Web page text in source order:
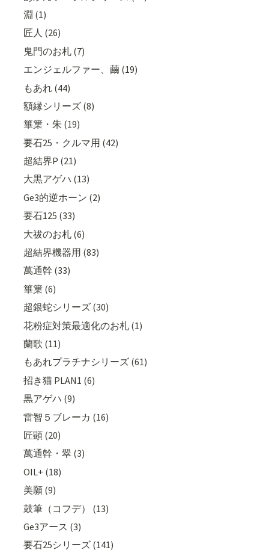
淵 (1)
匠人 (26)
鬼門のお札 (7)
エンジェルファー、繭 (19)
もあれ (44)
額縁シリーズ (8)
篳篥・朱 (19)
要石25・クルマ用 (42)
超結界P (21)
大黒アゲハ (13)
Ge3的逆ホーン (2)
要石125 (33)
大祓のお札 (6)
超結界機器用 (83)
萬通幹 (33)
篳篥 (6)
超銀蛇シリーズ (30)
花粉症対策最適化のお札 (1)
蘭歌 (11)
もあれプラチナシリーズ (61)
招き猫 PLAN1 (6)
黒アゲハ (9)
雷智５ブレーカ (16)
匠顕 (20)
萬通幹・翠 (3)
OIL+ (18)
美願 (9)
鼓筆（コフデ） (13)
Ge3アース (3)
要石25シリーズ (141)